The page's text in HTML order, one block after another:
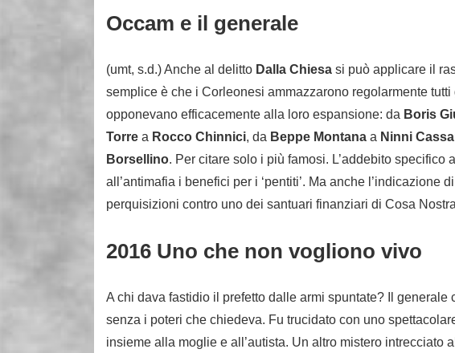
Occam e il generale
(umt, s.d.) Anche al delitto Dalla Chiesa si può applicare il
semplice è che i Corleonesi ammazzarono regolarmente
opponevano efficacemente alla loro espansione: da Boris
Torre a Rocco Chinnici, da Beppe Montana a Ninni
Borsellino. Per citare solo i più famosi. L’addebito specifico
all’antimafia i benefici per i ‘pentiti’. Ma anche l’indicazione
perquisizioni contro uno dei santuari finanziari di Cosa
2016 Uno che non vogliono vivo
A chi dava fastidio il prefetto dalle armi spuntate? Il
senza i poteri che chiedeva. Fu trucidato con uno
insieme alla moglie e all’autista. Un altro mistero intrecciato